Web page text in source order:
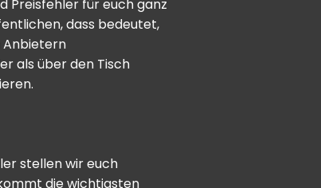
Preisfehler für euch ganz
dass bedeutet,
Anbietern
als über den Tisch
stellen wir euch
die wichtigsten